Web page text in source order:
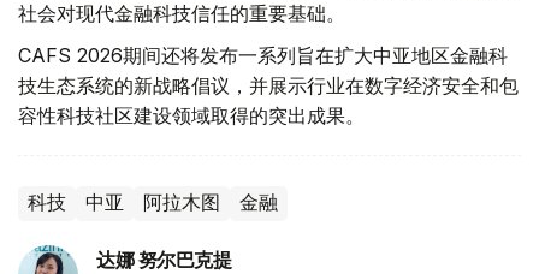
社会对现代金融科技信任的重要基础。
CAFS 2026期间还将发布一系列旨在扩大中亚地区金融科
技生态系统的新战略倡议，并展示行业在数字经济安全和包
容性科技社区建设领域取得的突出成果。
科技 中亚 阿拉木图 金融
达娜 努尔巴克提